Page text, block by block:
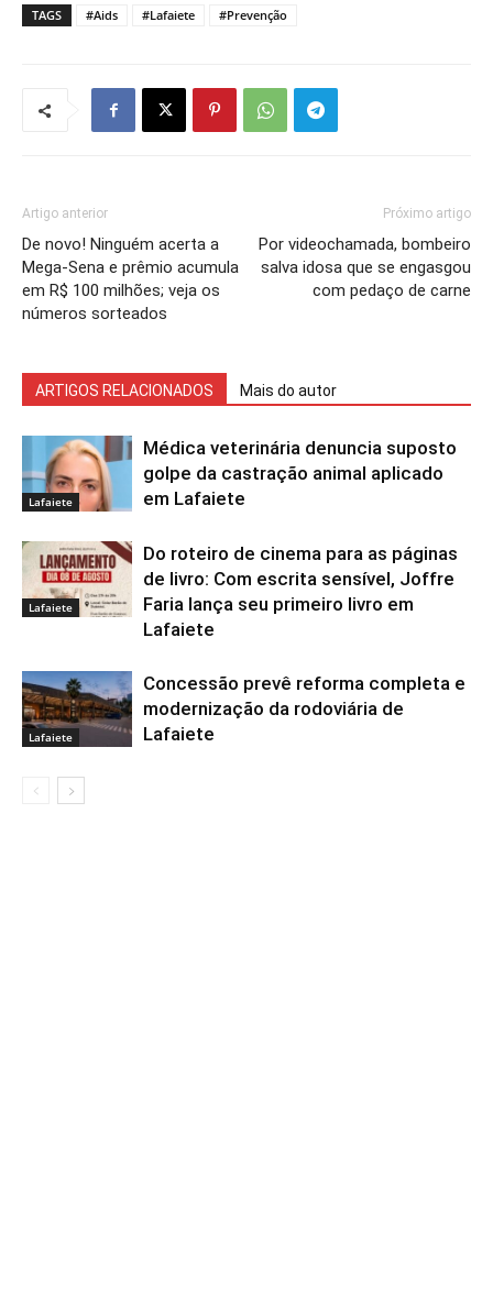
TAGS #Aids #Lafaiete #Prevenção
Artigo anterior
De novo! Ninguém acerta a
Mega-Sena e prêmio acumula
em R$ 100 milhões; veja os
números sorteados
Próximo artigo
Por videochamada, bombeiro
salva idosa que se engasgou
com pedaço de carne
ARTIGOS RELACIONADOS Mais do autor
Lafaiete
Médica veterinária denuncia suposto
golpe da castração animal aplicado
em Lafaiete
Lafaiete
Do roteiro de cinema para as páginas
de livro: Com escrita sensível, Joffre
Faria lança seu primeiro livro em
Lafaiete
Lafaiete
Concessão prevê reforma completa e
modernização da rodoviária de
Lafaiete